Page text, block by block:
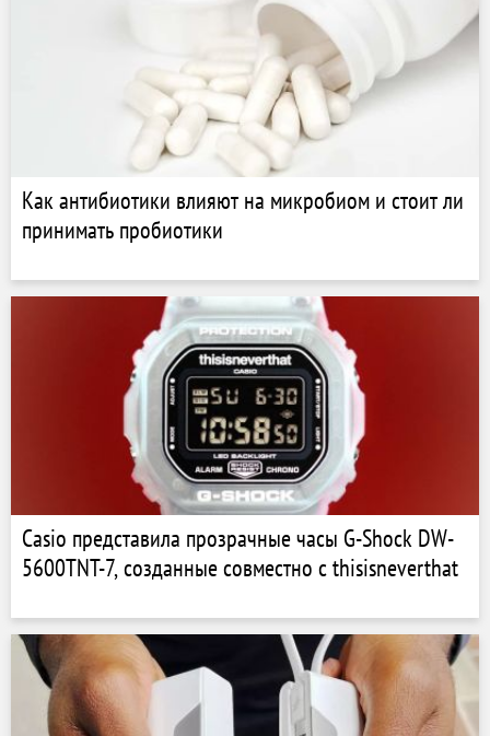
Как антибиотики влияют на микробиом и стоит ли
принимать пробиотики
Casio представила прозрачные часы G-Shock DW-
5600TNT-7, созданные совместно с thisisneverthat